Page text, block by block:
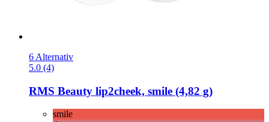
6 Alternativ
5.0 (4)
RMS Beauty lip2cheek, smile (4,82 g)
smile